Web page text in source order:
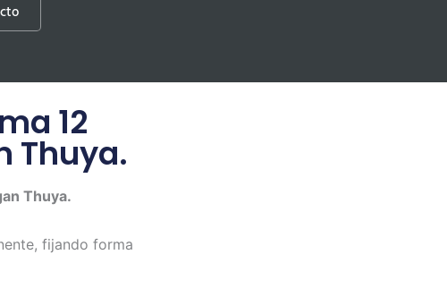
12
Thuya.
Thuya.
fijando forma